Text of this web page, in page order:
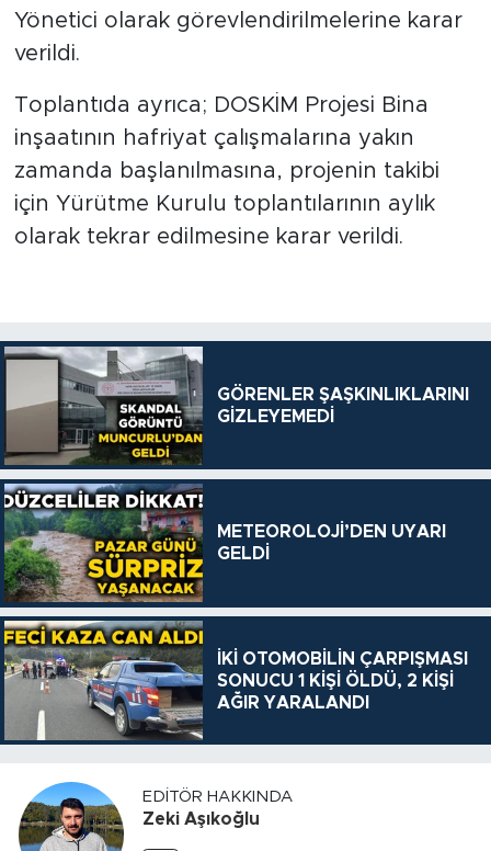
Yönetici olarak görevlendirilmelerine karar
verildi.
Toplantıda ayrıca; DOSKİM Projesi Bina
inşaatının hafriyat çalışmalarına yakın
zamanda başlanılmasına, projenin takibi
için Yürütme Kurulu toplantılarının aylık
olarak tekrar edilmesine karar verildi.
GÖRENLER ŞAŞKINLIKLARINI
GİZLEYEMEDİ
METEOROLOJİ’DEN UYARI
GELDİ
İKİ OTOMOBİLİN ÇARPIŞMASI
SONUCU 1 KİŞİ ÖLDÜ, 2 KİŞİ
AĞIR YARALANDI
EDITÖR HAKKINDA
Zeki Aşıkoğlu